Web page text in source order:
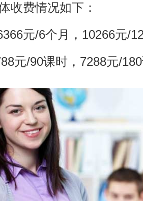
收费情况如下：
元/6个月，10266元/
元/90课时，7288元/